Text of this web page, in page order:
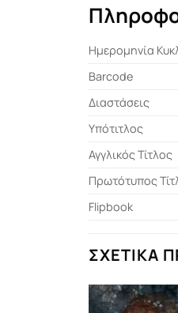
Ημερομηνία
Barcode
Διαστάσεις
Υπότιτλος
Αγγλικός Τίτλος
Πρωτότυπος
Flipbook
ΣΧΕΤΙΚΆ